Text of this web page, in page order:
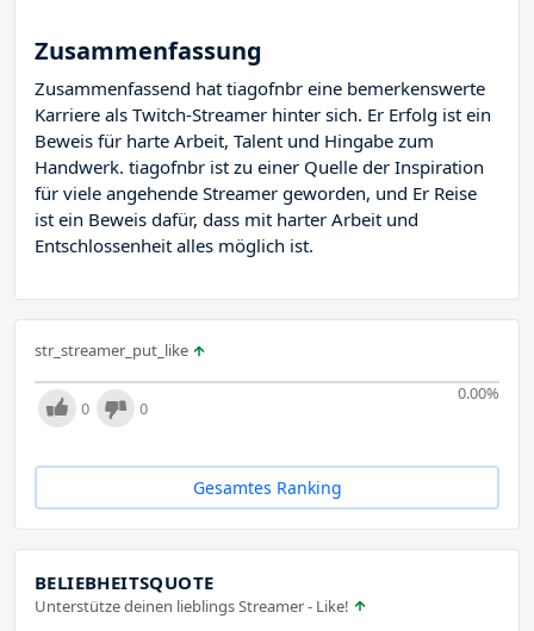
Zusammenfassung
Zusammenfassend hat tiagofnbr eine bemerkenswerte
Karriere als Twitch-Streamer hinter sich. Er Erfolg ist ein
Beweis für harte Arbeit, Talent und Hingabe zum
Handwerk. tiagofnbr ist zu einer Quelle der Inspiration
für viele angehende Streamer geworden, und Er Reise
ist ein Beweis dafür, dass mit harter Arbeit und
Entschlossenheit alles möglich ist.
str_streamer_put_like
0.00%
0 0
Gesamtes Ranking
BELIEBHEITSQUOTE
Unterstütze deinen lieblings Streamer - Like!